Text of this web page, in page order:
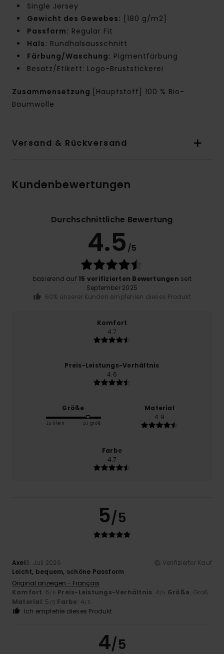
Single Jersey
Gewicht des Gewebes: [180 g/m2]
Passform: Regular Fit
Hals: Rundhalsausschnitt
Färbung/Waschung: Pigmentfärbung
Besatz/Etikett: Logo-Bruststickerei
Zusammensetzung [Hauptstoff] 100 % Bio-
Baumwolle
Versand & Rückversand
Kundenbewertungen
Durchschnittliche Bewertung
4.5 /5
basierend auf 15 verifizierten Bewertungen seit
September 2025
60% unserer Kunden empfehlen dieses Produkt
Komfort
4.7
Preis-Leistungs-Verhältnis
4.6
Größe
Zu klein Zu groß
Material
4.9
Farbe
4.7
5/5
Axel3. Juli 2026
Verifizierter Kauf
Leicht, bequem, schöne Passform
Original anzeigen - Français
Komfort: 5 /5 Preis-Leistungs-Verhältnis: 4 /5 Größe: Groß
Material: 5 /5 Farbe: 4 /5
Ich empfehle dieses Produkt
4/5